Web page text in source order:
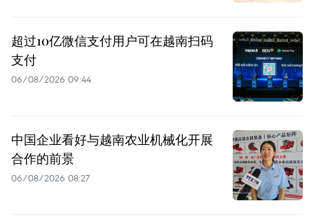
超过10亿微信支付用户可在越南扫码
支付
06/08/2026 09:44
中国企业看好与越南农业机械化开展
合作的前景
06/08/2026 08:27